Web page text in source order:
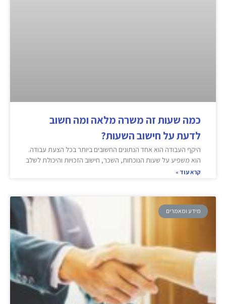
כמה שעות זה משרה מלאה ומה חשוב
לדעת על חישוב השעות?
היקף העבודה הוא אחד הנתונים החשובים ביותר בכל הצעת עבודה.
הוא משפיע על שעות הנוכחות, השכר, חישוב הזכויות והיכולת לשלב
קרא עוד »
מידע ומאמרים